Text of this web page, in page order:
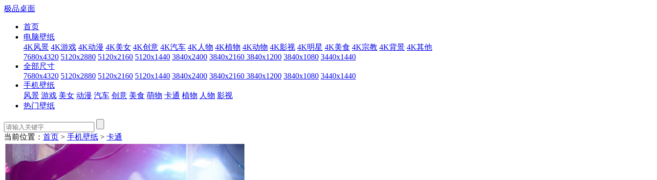
极品桌面
首页
电脑壁纸
4K风景 4K游戏 4K动漫 4K美女 4K创意 4K汽车 4K人物 4K植物 4K动物 4K影视 4K明星 4K美食 4K宗教 4K背景 4K其他
7680x4320 5120x2880 5120x2160 5120x1440 3840x2400 3840x2160 3840x1200 3840x1080 3440x1440
全部尺寸
7680x4320 5120x2880 5120x2160 5120x1440 3840x2400 3840x2160 3840x1200 3840x1080 3440x1440
手机壁纸
风景 游戏 美女 动漫 汽车 创意 美食 萌物 卡通 植物 人物 影视
热门壁纸
当前位置： 首页 > 手机壁纸 > 卡通